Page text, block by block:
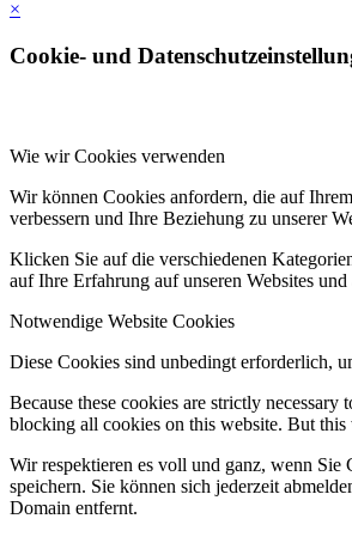
×
Cookie- und
Wie wir Cookies verwenden
Wir können Cookies anfordern, die auf
verbessern und Ihre Beziehung zu unserer
Klicken Sie auf die verschiedenen
auf Ihre Erfahrung auf unseren Websites
Notwendige Website Cookies
Diese Cookies sind unbedingt erforderlich,
Because these cookies are strictly
blocking all cookies on this website. But
Wir respektieren es voll und ganz, wenn
speichern. Sie können sich jederzeit
Domain entfernt.